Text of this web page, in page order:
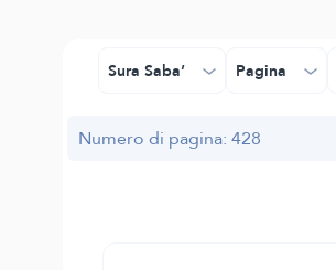
Sura Saba’ Pagina
Numero di pagina: 428